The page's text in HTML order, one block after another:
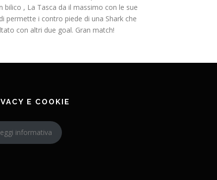
bilico , La Tasca da il massimo con le sue
permette i contro piede di una Shark che
con altri due goal. Gran match!
E COOKIE
informativa